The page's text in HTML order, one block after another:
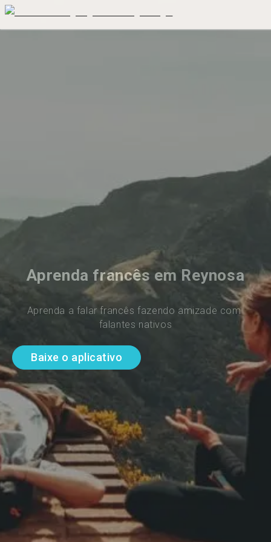
Aprenda francês em Reynosa
Aprenda a falar francês fazendo amizade com
falantes nativos
Baixe o aplicativo